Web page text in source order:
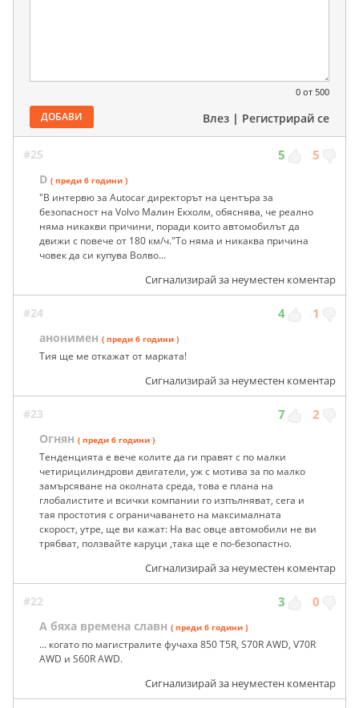
0 от 500
ДОБАВИ Влез | Регистрирай се
#25 5 5
D ( преди 6 години )
"В интервю за Autocar директорът на центъра за
безопасност на Volvo Малин Екхолм, обяснява, че реално
няма никакви причини, поради които автомобилът да
движи с повече от 180 км/ч."То няма и никаква причина
човек да си купува Волво...
Сигнализирай за неуместен коментар
#24 4 1
анонимен ( преди 6 години )
Тия ще ме откажат от марката!
Сигнализирай за неуместен коментар
#23 7 2
Огнян ( преди 6 години )
Тенденцията е вече колите да ги правят с по малки
четирицилиндрови двигатели, уж с мотива за по малко
замърсяване на околната среда, това е плана на
глобалистите и всички компании го изпълняват, сега и
тая простотия с ограничаването на максималната
скорост, утре, ще ви кажат: На вас овце автомобили не ви
трябват, ползвайте каруци ,така ще е по-безопастно.
Сигнализирай за неуместен коментар
#22 3 0
А бяха времена славн ( преди 6 години )
... когато по магистралите фучаха 850 T5R, S70R AWD, V70R
AWD и S60R AWD.
Сигнализирай за неуместен коментар